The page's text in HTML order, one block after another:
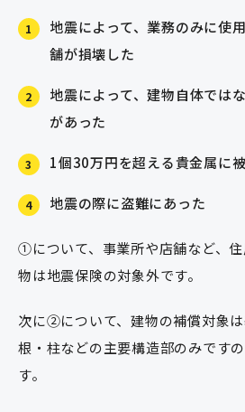
1
地震によって、業務のみに使
舗が損壊した
2
地震によって、建物自体では
があった
3 1個30万円を超える貴金属に
4 地震の際に盗難にあった
①について、事業所や店舗など、
物は地震保険の対象外です。
次に②について、建物の補償対象
根・柱などの主要構造部のみです
す。